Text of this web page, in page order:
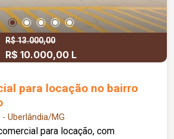
R$ 13.000,00
R$ 10.000,00 L
para locação no bairro
Uberlândia/MG
para locação, com